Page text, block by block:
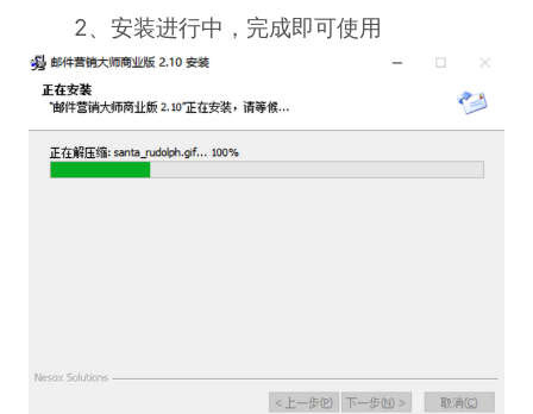
2、安装进行中，完成即可使用